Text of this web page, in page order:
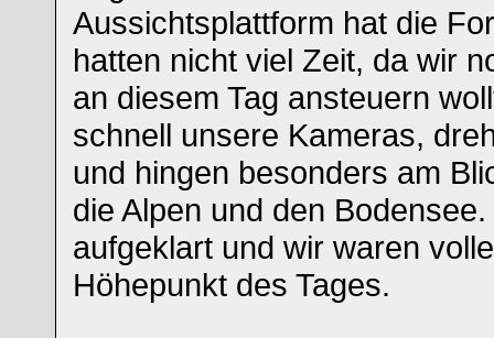
Aussichtsplattform hat die
hatten nicht viel Zeit, da wir
an diesem Tag ansteuern
schnell unsere Kameras,
und hingen besonders am
die Alpen und den
aufgeklart und wir waren
Höhepunkt des Tages.